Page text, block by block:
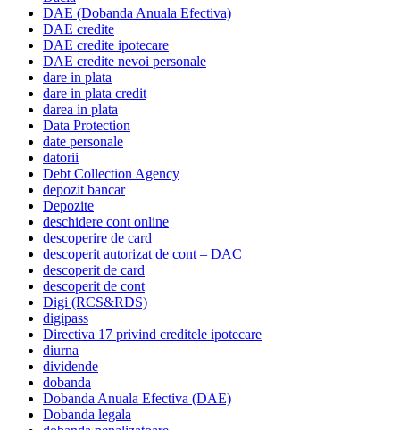
DAE (Dobanda Anuala Efectiva)
DAE credite
DAE credite ipotecare
DAE credite nevoi personale
dare in plata
dare in plata credit
darea in plata
Data Protection
date personale
datorii
Debt Collection Agency
depozit bancar
Depozite
deschidere cont online
descoperire de card
descoperit autorizat de cont – DAC
descoperit de card
descoperit de cont
Digi (RCS&RDS)
digipass
Directiva 17 privind creditele ipotecare
diurna
dividende
dobanda
Dobanda Anuala Efectiva (DAE)
Dobanda legala